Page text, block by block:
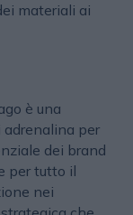
materiali ai
è una
adrenalina per
dei brand
per tutto il
nei